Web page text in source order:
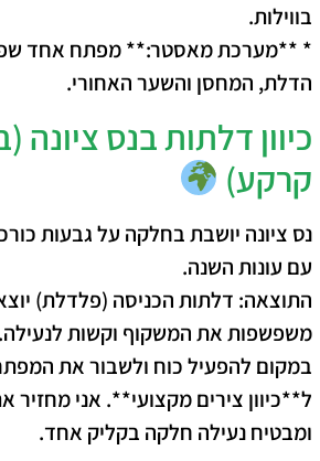
בווילות.
* **מערכת מאסטר:** מפתח אחד
הדלת, המחסן והשער האחורי.
כיוון דלתות בנס ציונה
קרקע)
נס ציונה יושבת בחלקה על גבעות
עם עונות השנה.
התוצאה: דלתות הכניסה (פלדלת)
משפשפות את המשקוף וקשות לנעילה.
במקום להפעיל כוח ולשבור את
ל**כיוון צירים מקצועי**. אני
ומבטיח נעילה חלקה בקליק אחד.